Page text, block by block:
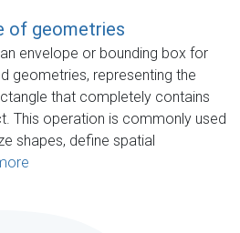
of geometries
envelope or bounding box for
geometries, representing the
that completely contains
This operation is commonly used
shapes, define spatial